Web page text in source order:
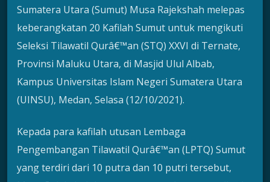
Sumatera Utara (Sumut) Musa Rajekshah melepas
keberangkatan 20 Kafilah Sumut untuk mengikuti
Seleksi Tilawatil Qurâ€™an (STQ) XXVI di Ternate,
Provinsi Maluku Utara, di Masjid Ulul Albab,
Kampus Universitas Islam Negeri Sumatera Utara
(UINSU), Medan, Selasa (12/10/2021).
Kepada para kafilah utusan Lembaga
Pengembangan Tilawatil Qurâ€™an (LPTQ) Sumut
yang terdiri dari 10 putra dan 10 putri tersebut,